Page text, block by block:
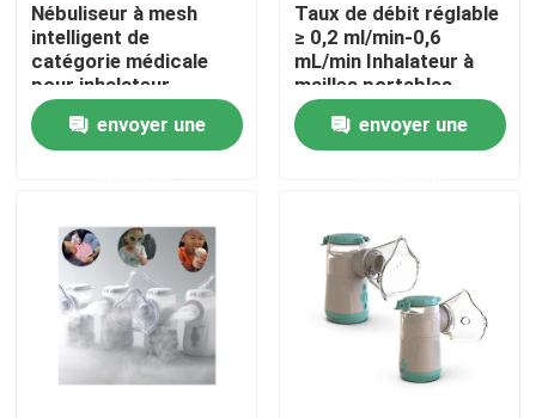
Maison
Produits
Visite d'usine
Contrôle de qualité
Nébuliseur à mesh
intelligent de
catégorie médicale
pour inhalateur
potable pour enfants
et adultesenvoyer une
Taux de débit réglable
≥ 0,2 ml/min-0,6
mL/min Inhalateur à
mailles portables
envoyer une